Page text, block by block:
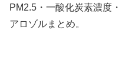
PM2.5・一酸化炭素濃度
アロゾルまとめ。